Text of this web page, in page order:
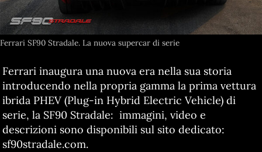
Ferrari SF90 Stradale. La nuova supercar di serie
Ferrari inaugura una nuova era nella sua storia
introducendo nella propria gamma la prima vettura
ibrida PHEV (Plug-in Hybrid Electric Vehicle) di
serie, la SF90 Stradale: immagini, video e
descrizioni sono disponibili sul sito dedicato:
sf90stradale.com.